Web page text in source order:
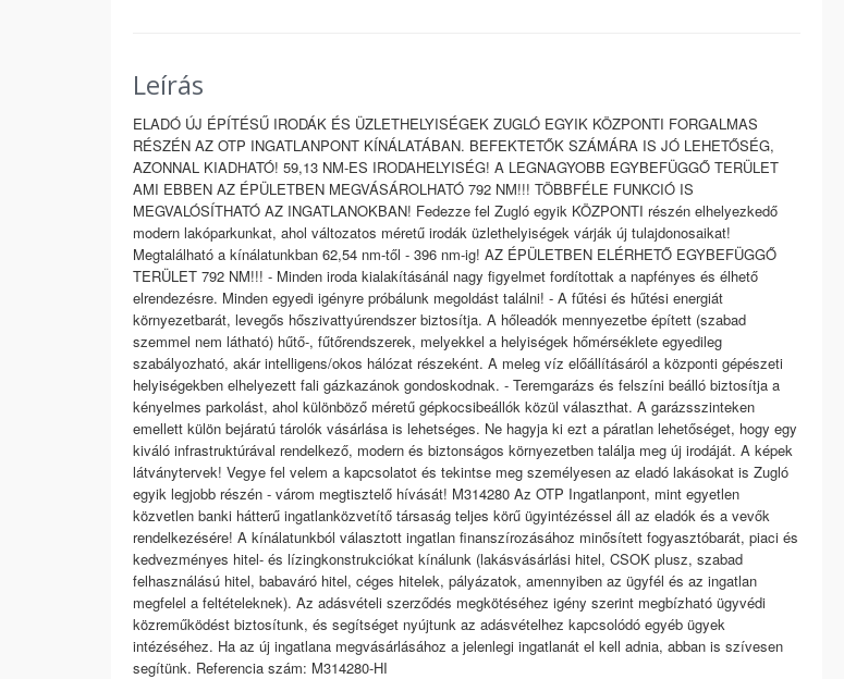
Leírás
ELADÓ ÚJ ÉPÍTÉSŰ IRODÁK ÉS ÜZLETHELYISÉGEK ZUGLÓ EGYIK KÖZPONTI FORGALMAS
RÉSZÉN AZ OTP INGATLANPONT KÍNÁLATÁBAN. BEFEKTETŐK SZÁMÁRA IS JÓ LEHETŐSÉG,
AZONNAL KIADHATÓ! 59,13 NM-ES IRODAHELYISÉG! A LEGNAGYOBB EGYBEFÜGGŐ TERÜLET
AMI EBBEN AZ ÉPÜLETBEN MEGVÁSÁROLHATÓ 792 NM!!! TÖBBFÉLE FUNKCIÓ IS
MEGVALÓSÍTHATÓ AZ INGATLANOKBAN! Fedezze fel Zugló egyik KÖZPONTI részén elhelyezkedő
modern lakóparkunkat, ahol változatos méretű irodák üzlethelyiségek várják új tulajdonosaikat!
Megtalálható a kínálatunkban 62,54 nm-től - 396 nm-ig! AZ ÉPÜLETBEN ELÉRHETŐ EGYBEFÜGGŐ
TERÜLET 792 NM!!! - Minden iroda kialakításánál nagy figyelmet fordítottak a napfényes és élhető
elrendezésre. Minden egyedi igényre próbálunk megoldást találni! - A fűtési és hűtési energiát
környezetbarát, levegős hőszivattyúrendszer biztosítja. A hőleadók mennyezetbe épített (szabad
szemmel nem látható) hűtő-, fűtőrendszerek, melyekkel a helyiségek hőmérséklete egyedileg
szabályozható, akár intelligens/okos hálózat részeként. A meleg víz előállításáról a központi gépészeti
helyiségekben elhelyezett fali gázkazánok gondoskodnak. - Teremgarázs és felszíni beálló biztosítja a
kényelmes parkolást, ahol különböző méretű gépkocsibeállók közül választhat. A garázsszinteken
emellett külön bejáratú tárolók vásárlása is lehetséges. Ne hagyja ki ezt a páratlan lehetőséget, hogy egy
kiváló infrastruktúrával rendelkező, modern és biztonságos környezetben találja meg új irodáját. A képek
látványtervek! Vegye fel velem a kapcsolatot és tekintse meg személyesen az eladó lakásokat is Zugló
egyik legjobb részén - várom megtisztelő hívását! M314280 Az OTP Ingatlanpont, mint egyetlen
közvetlen banki hátterű ingatlanközvetítő társaság teljes körű ügyintézéssel áll az eladók és a vevők
rendelkezésére! A kínálatunkból választott ingatlan finanszírozásához minősített fogyasztóbarát, piaci és
kedvezményes hitel- és lízingkonstrukciókat kínálunk (lakásvásárlási hitel, CSOK plusz, szabad
felhasználású hitel, babaváró hitel, céges hitelek, pályázatok, amennyiben az ügyfél és az ingatlan
megfelel a feltételeknek). Az adásvételi szerződés megkötéséhez igény szerint megbízható ügyvédi
közreműködést biztosítunk, és segítséget nyújtunk az adásvételhez kapcsolódó egyéb ügyek
intézéséhez. Ha az új ingatlana megvásárlásához a jelenlegi ingatlanát el kell adnia, abban is szívesen
segítünk. Referencia szám: M314280-HI